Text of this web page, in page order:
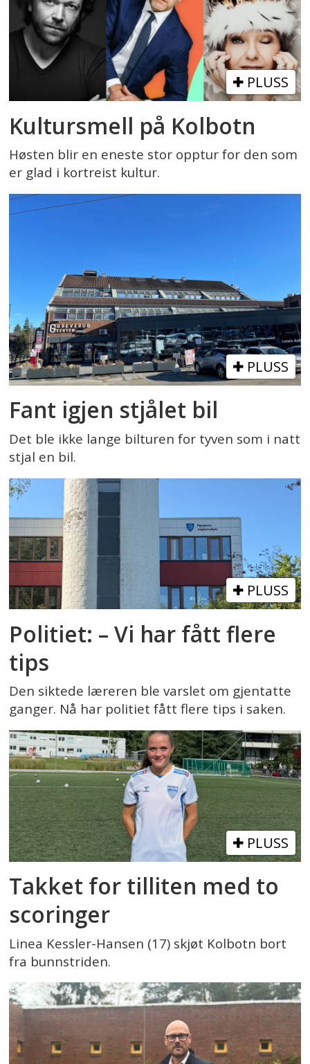
PLUSS
Kultursmell på Kolbotn
Høsten blir en eneste stor opptur for den som
er glad i kortreist kultur.
PLUSS
Fant igjen stjålet bil
Det ble ikke lange bilturen for tyven som i natt
stjal en bil.
PLUSS
Politiet: – Vi har fått flere
tips
Den siktede læreren ble varslet om gjentatte
ganger. Nå har politiet fått flere tips i saken.
PLUSS
Takket for tilliten med to
scoringer
Linea Kessler-Hansen (17) skjøt Kolbotn bort
fra bunnstriden.